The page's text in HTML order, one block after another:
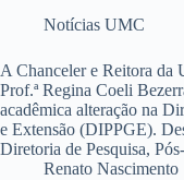
Notícias UMC
A Chanceler e Reitora da
Prof.ª Regina Coeli
acadêmica alteração na
e Extensão (DIPPGE).
Diretoria de Pesquisa,
Renato Nascimento